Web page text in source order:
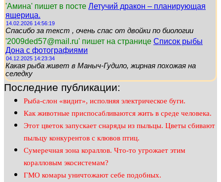
'Амина' пишет в посте Летучий дракон – планирующая
ящерица.
14.02.2026 14:56:19
Спасибо за текст , очень спас от двойки по биологии
'2009ded57@mail.ru' пишет на странице Список рыбы
Дона с фотографиями
04.12.2025 14:23:34
Какая рыба живет в Маныч-Гудило, жирная похожая на
селедку
Последние публикации:
Рыба-слон «видит», исполняя электрическое буги.
Как животные приспосабливаются жить в среде человека.
Этот цветок запускает снаряды из пыльцы. Цветы сбивают
пыльцу конкурентов с клювов птиц.
Сумеречная зона кораллов. Что-то угрожает этим
коралловым экосистемам?
ГМО комары уничтожают себе подобных.